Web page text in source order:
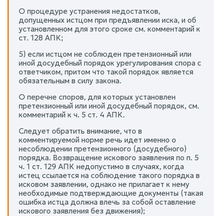
О процедуре устранения недостатков,
допущенных истцом при предъявлении иска, и об
установленном для этого сроке см. комментарий к
ст. 128 АПК;
5) если истцом не соблюден претензионный или
иной досудебный порядок урегулирования спора с
ответчиком, притом что такой порядок является
обязательным в силу закона.
О перечне споров, для которых установлен
претензионный или иной досудебный порядок, см.
комментарий к ч. 5 ст. 4 АПК.
Следует обратить внимание, что в
комментируемой норме речь идет именно о
несоблюдении претензионного (досудебного)
порядка. Возвращение искового заявления по п. 5
ч. 1 ст. 129 АПК недопустимо в случаях, когда
истец ссылается на соблюдение такого порядка в
исковом заявлении, однако не прилагает к нему
необходимые подтверждающие документы (такая
ошибка истца должна влечь за собой оставление
искового заявления без движения);